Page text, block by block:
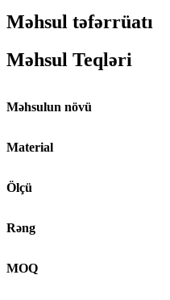
Məhsul təfərrüatı
Məhsul Teqləri
Məhsulun növü
Material
Ölçü
Rəng
MOQ